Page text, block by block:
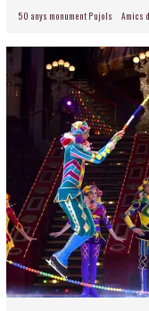
50 anys monument Pujols Amics